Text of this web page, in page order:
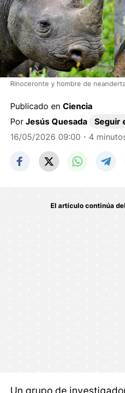
Rinoceronte y hombre de
Publicado en Ciencia
Por Jesús Quesada
Seguir
16/05/2026 09:00 ・4